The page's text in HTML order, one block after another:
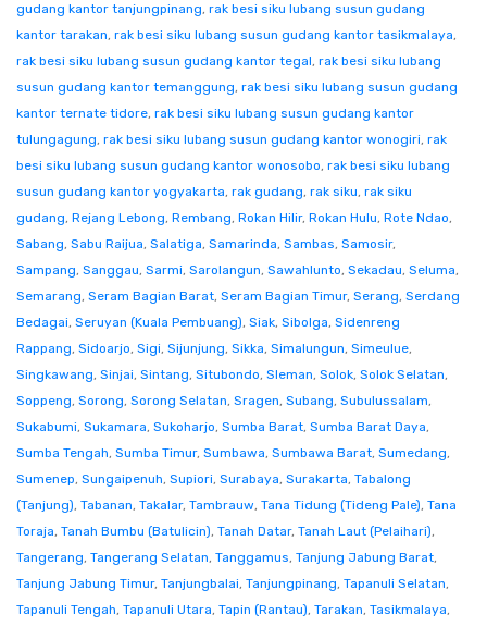
gudang kantor tanjungpinang, rak besi siku lubang susun gudang
kantor tarakan, rak besi siku lubang susun gudang kantor tasikmalaya,
rak besi siku lubang susun gudang kantor tegal, rak besi siku lubang
susun gudang kantor temanggung, rak besi siku lubang susun gudang
kantor ternate tidore, rak besi siku lubang susun gudang kantor
tulungagung, rak besi siku lubang susun gudang kantor wonogiri, rak
besi siku lubang susun gudang kantor wonosobo, rak besi siku lubang
susun gudang kantor yogyakarta, rak gudang, rak siku, rak siku
gudang, Rejang Lebong, Rembang, Rokan Hilir, Rokan Hulu, Rote Ndao,
Sabang, Sabu Raijua, Salatiga, Samarinda, Sambas, Samosir,
Sampang, Sanggau, Sarmi, Sarolangun, Sawahlunto, Sekadau, Seluma,
Semarang, Seram Bagian Barat, Seram Bagian Timur, Serang, Serdang
Bedagai, Seruyan (Kuala Pembuang), Siak, Sibolga, Sidenreng
Rappang, Sidoarjo, Sigi, Sijunjung, Sikka, Simalungun, Simeulue,
Singkawang, Sinjai, Sintang, Situbondo, Sleman, Solok, Solok Selatan,
Soppeng, Sorong, Sorong Selatan, Sragen, Subang, Subulussalam,
Sukabumi, Sukamara, Sukoharjo, Sumba Barat, Sumba Barat Daya,
Sumba Tengah, Sumba Timur, Sumbawa, Sumbawa Barat, Sumedang,
Sumenep, Sungaipenuh, Supiori, Surabaya, Surakarta, Tabalong
(Tanjung), Tabanan, Takalar, Tambrauw, Tana Tidung (Tideng Pale), Tana
Toraja, Tanah Bumbu (Batulicin), Tanah Datar, Tanah Laut (Pelaihari),
Tangerang, Tangerang Selatan, Tanggamus, Tanjung Jabung Barat,
Tanjung Jabung Timur, Tanjungbalai, Tanjungpinang, Tapanuli Selatan,
Tapanuli Tengah, Tapanuli Utara, Tapin (Rantau), Tarakan, Tasikmalaya,